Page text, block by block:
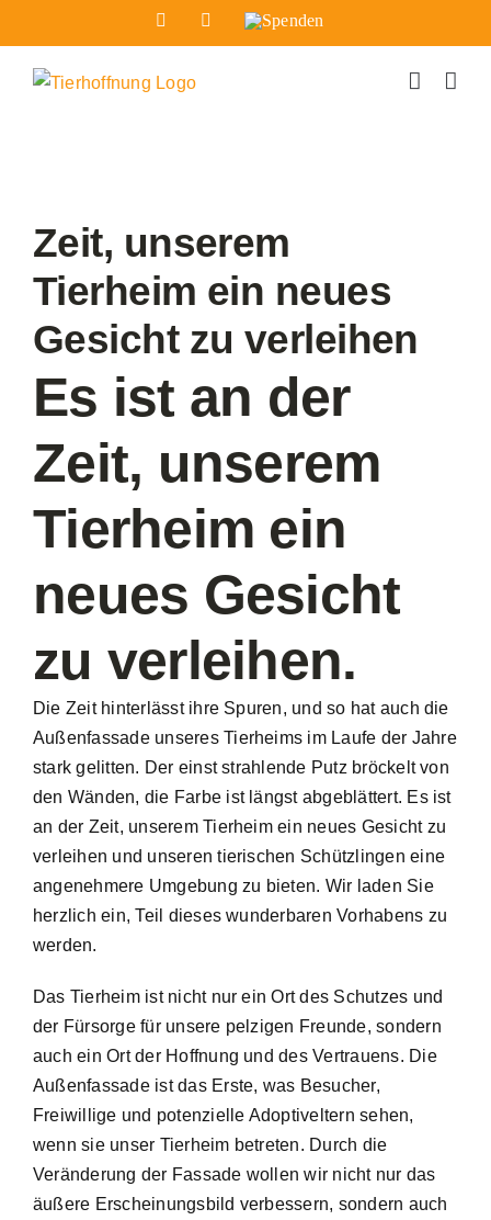
Inhalt
springen
FacebookInstagram
Spenden
grösseres
Bild
Zeit, unserem
Tierheim ein neues
Gesicht zu verleihen
Es ist an der
Zeit, unserem
Tierheim ein
neues Gesicht
zu verleihen.
Die Zeit hinterlässt ihre Spuren, und so hat auch die
Außenfassade unseres Tierheims im Laufe der Jahre
stark gelitten. Der einst strahlende Putz bröckelt von
den Wänden, die Farbe ist längst abgeblättert. Es ist
an der Zeit, unserem Tierheim ein neues Gesicht zu
verleihen und unseren tierischen Schützlingen eine
angenehmere Umgebung zu bieten. Wir laden Sie
herzlich ein, Teil dieses wunderbaren Vorhabens zu
werden.
Das Tierheim ist nicht nur ein Ort des Schutzes und
der Fürsorge für unsere pelzigen Freunde, sondern
auch ein Ort der Hoffnung und des Vertrauens. Die
Außenfassade ist das Erste, was Besucher,
Freiwillige und potenzielle Adoptiveltern sehen,
wenn sie unser Tierheim betreten. Durch die
Veränderung der Fassade wollen wir nicht nur das
äußere Erscheinungsbild verbessern, sondern auch